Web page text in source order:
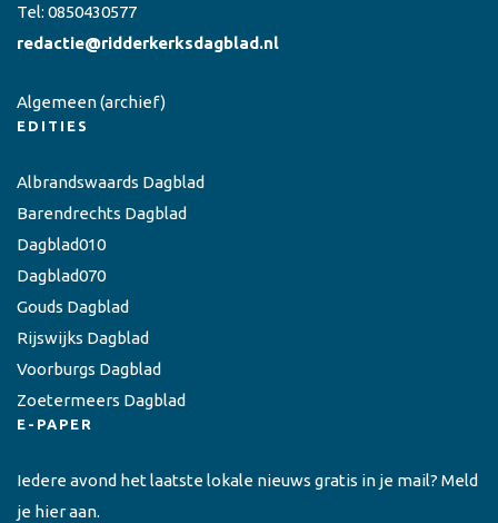
Tel: 0850430577
redactie@ridderkerksdagblad.nl
Algemeen(archief)
EDITIES
Albrandswaards Dagblad
Barendrechts Dagblad
Dagblad010
Dagblad070
Gouds Dagblad
Rijswijks Dagblad
Voorburgs Dagblad
Zoetermeers Dagblad
E-PAPER
Iedere avond het laatste lokale nieuws gratis in je mail? Meld
je hier aan.